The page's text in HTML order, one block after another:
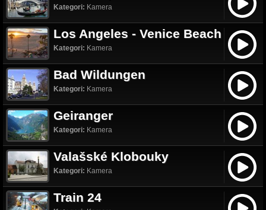
Kategori: Kamera
Los Angeles - Venice Beach
Kategori: Kamera
Bad Wildungen
Kategori: Kamera
Geiranger
Kategori: Kamera
Valašské Klobouky
Kategori: Kamera
Train 24